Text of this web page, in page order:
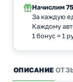
Начислим
За каждую
Каждому
1 бонус = 1
ОПИСАНИЕ